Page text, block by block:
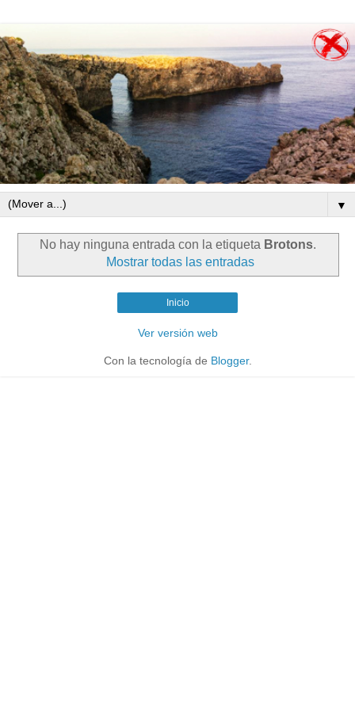
▼
No hay ninguna entrada con la etiqueta Brotons.
Mostrar todas las entradas
Inicio
Ver versión web
Con la tecnología de Blogger.